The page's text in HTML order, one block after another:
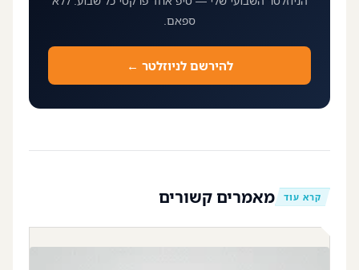
ספאם.
להירשם לניוזלטר ←
קרא עוד מאמרים קשורים